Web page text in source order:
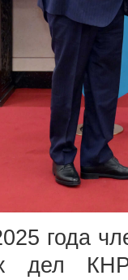
года
дел